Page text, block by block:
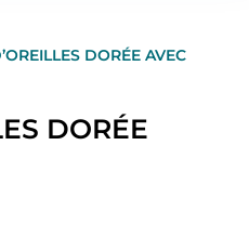
DORÉE AVEC
DORÉE